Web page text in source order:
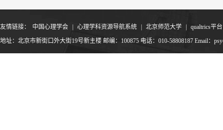
友情链接： 中国心理学会 心理学科资源导航系统 北京师范大学
qualtrics平台
地址：北京市新街口外大街19号新主楼 邮编：100875 电话：010-58808187 Email：